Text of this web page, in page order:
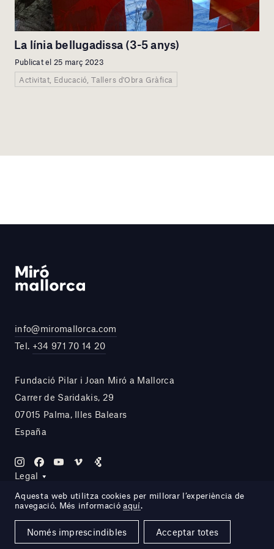
La línia bellugadissa (3-5 anys)
Publicat el 25 març 2023
Activitat, Educació, Tallers d'Obra Gràfica
info@miromallorca.com
Tel. +34 971 70 14 20
Fundació Pilar i Joan Miró a Mallorca
Carrer de Saridakis, 29
07015 Palma, Illes Balears
España
Legal
Site by DOMO—A
Aquesta web utilitza cookies per millorar l’experiència de
navegació. Més informacióaquí.
Només imprescindibles Acceptar totes